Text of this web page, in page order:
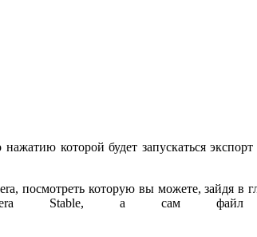
которой будет запускаться
посмотреть которую вы можете, зайдя
Software\Opera Stable, а